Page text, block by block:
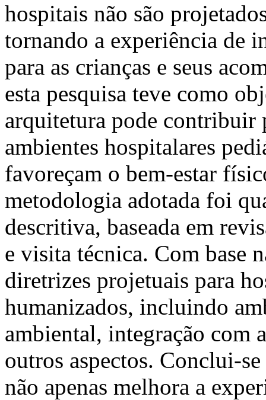
hospitais não são
tornando a experiência de
para as crianças e seus
esta pesquisa teve como
arquitetura pode contribuir
ambientes hospitalares
favoreçam o bem-estar
metodologia adotada foi
descritiva, baseada em
e visita técnica. Com base
diretrizes projetuais para
humanizados, incluindo
ambiental, integração com
outros aspectos. Conclui-
não apenas melhora a